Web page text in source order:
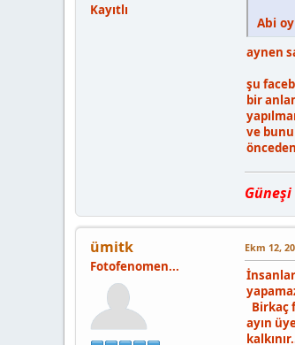
Kayıtlı
Abi
aynen
şu
bir
ve
Güneşi
ümitk
Fotofenomen...
Ekm 12,
Birkaç
ayın